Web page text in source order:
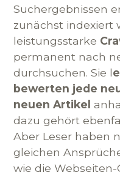
Suchergebnissen
zunächst indexiert
leistungsstarke
permanent nach
durchsuchen. Sie l
bewerten jede
neuen Artikel
dazu gehört
Aber Leser haben
gleichen
wie die